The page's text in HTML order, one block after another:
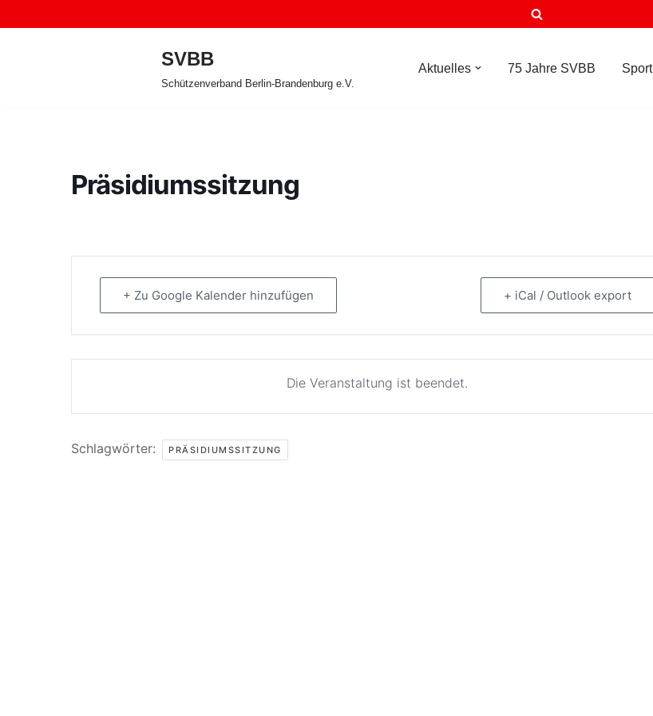
SVBB
Schützenverband Berlin-Brandenburg e.V.
Aktuelles 75 Jahre SVBB Sport
Präsidiumssitzung
+ Zu Google Kalender hinzufügen + iCal / Outlook export
Die Veranstaltung ist beendet.
Schlagwörter: PRÄSIDIUMSSITZUNG